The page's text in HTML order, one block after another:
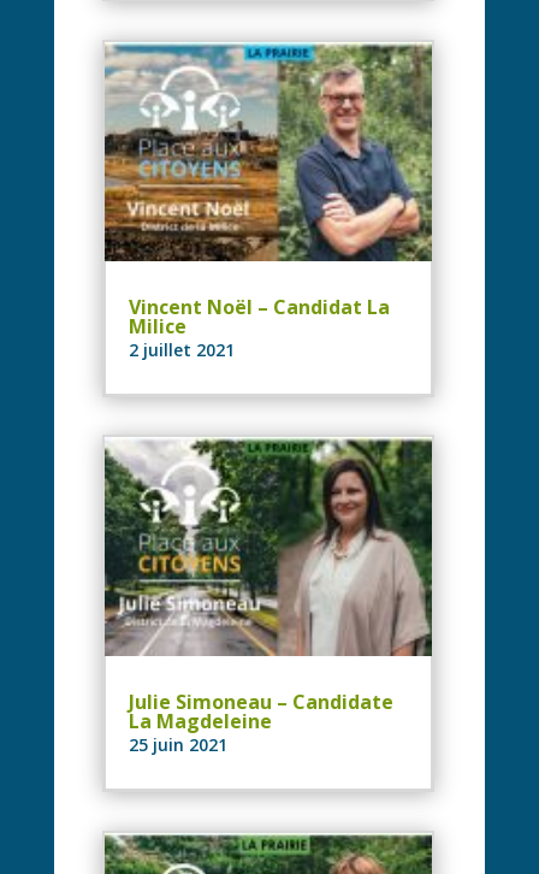
Vincent Noël – Candidat La
Milice
2 juillet 2021
Julie Simoneau – Candidate
La Magdeleine
25 juin 2021